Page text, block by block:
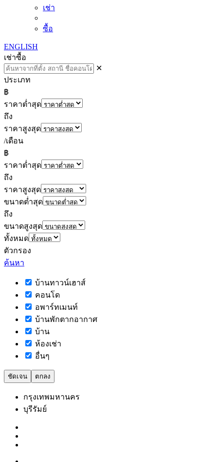
เช่า
ซื้อ
ENGLISH
เช่าซื้อ
✕
ประเภท
฿
ราคาต่ำสุด
ถึง
ราคาสูงสุด
/เดือน
฿
ราคาต่ำสุด
ถึง
ราคาสูงสุด
ขนาดต่ำสุด
ถึง
ขนาดสูงสุด
ทั้งหมด
ตัวกรอง
ค้นหา
บ้านทาวน์เฮาส์
คอนโด
อพาร์ทเมนท์
บ้านพักตากอากาศ
บ้าน
ห้องเช่า
อื่นๆ
ชัดเจน ตกลง
กรุงเทพมหานคร
บุรีรัมย์